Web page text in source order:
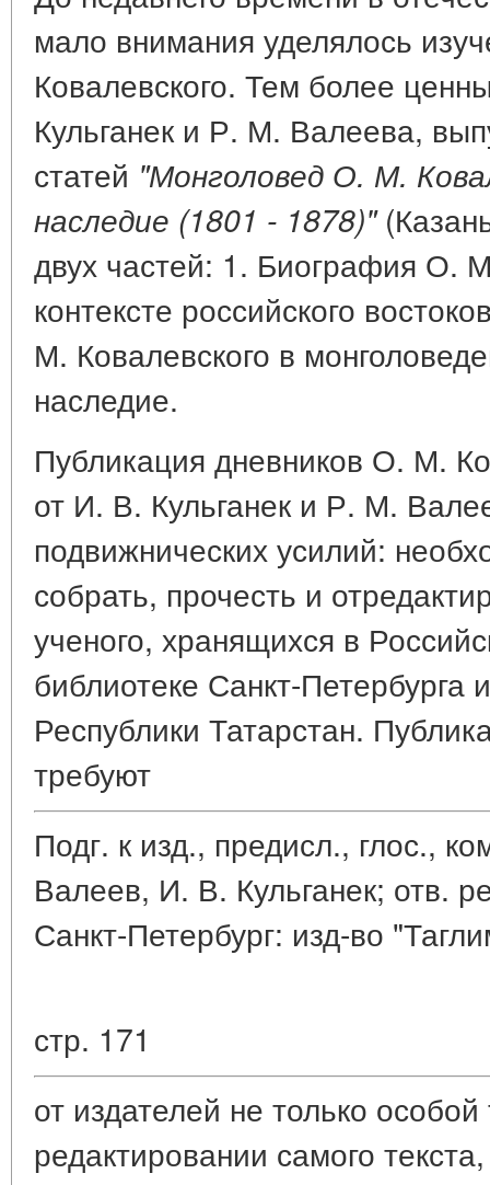
мало внимания уделялось
Ковалевского. Тем более
Кульганек и Р. М. Валеева,
статей "Монголовед О. М.
наследие (1801 - 1878)"
двух частей: 1. Биография О.
контексте российского
М. Ковалевского в
наследие.
Публикация дневников О. М.
от И. В. Кульганек и Р. М.
подвижнических усилий:
собрать, прочесть и
ученого, хранящихся в
библиотеке Санкт-
Республики Татарстан.
требуют
Подг. к изд., предисл., глос.,
Валеев, И. В. Кульганек; отв.
Санкт-Петербург: изд-во
стр. 171
от издателей не только
редактировании самого